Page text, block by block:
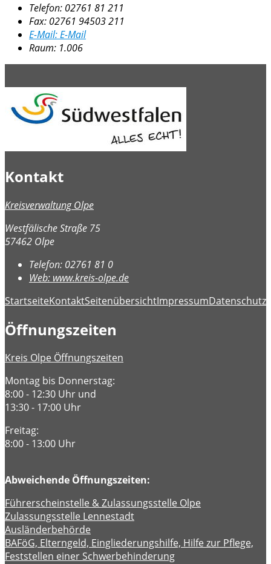
Telefon: 02761 81 211
Fax: 02761 94503 211
E-Mail:E-Mail
Raum: 1.006
Kontakt
Kreisverwaltung Olpe
Westfälische Straße 75
57462 Olpe
Telefon: 02761 81 0
Web: www.kreis-olpe.de
StartseiteKontaktSeitenübersichtImpressumDatenschutz
Öffnungszeiten
Kreis Olpe Öffnungszeiten
Montag bis Donnerstag:
8:00 - 12:30 Uhr und
13:30 - 17:00 Uhr
Freitag:
8:00 - 13:00 Uhr
Abweichende Öffnungszeiten:
Führerscheinstelle & Zulassungsstelle Olpe
Zulassungsstelle Lennestadt
Ausländerbehörde
BAFöG, Elterngeld, Eingliederungshilfe, Hilfe zur Pflege,
Feststellen einer Schwerbehinderung